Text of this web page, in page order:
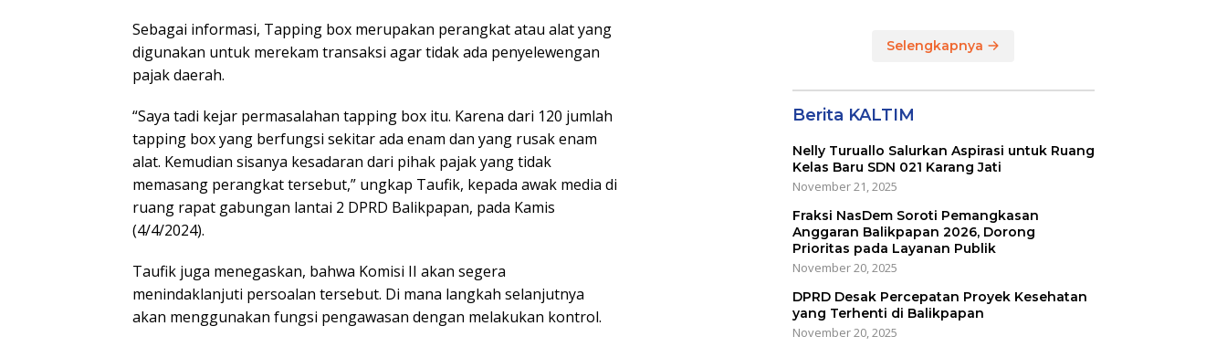
Sebagai informasi, Tapping box merupakan perangkat atau alat yang
digunakan untuk merekam transaksi agar tidak ada penyelewengan
pajak daerah.
“Saya tadi kejar permasalahan tapping box itu. Karena dari 120 jumlah
tapping box yang berfungsi sekitar ada enam dan yang rusak enam
alat. Kemudian sisanya kesadaran dari pihak pajak yang tidak
memasang perangkat tersebut,” ungkap Taufik, kepada awak media di
ruang rapat gabungan lantai 2 DPRD Balikpapan, pada Kamis
(4/4/2024).
Taufik juga menegaskan, bahwa Komisi II akan segera
menindaklanjuti persoalan tersebut. Di mana langkah selanjutnya
akan menggunakan fungsi pengawasan dengan melakukan kontrol.
Selengkapnya
Berita KALTIM
Nelly Turuallo Salurkan Aspirasi untuk Ruang
Kelas Baru SDN 021 Karang Jati
November 21, 2025
Fraksi NasDem Soroti Pemangkasan
Anggaran Balikpapan 2026, Dorong
Prioritas pada Layanan Publik
November 20, 2025
DPRD Desak Percepatan Proyek Kesehatan
yang Terhenti di Balikpapan
November 20, 2025